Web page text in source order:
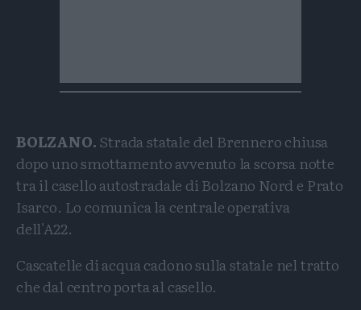
BOLZANO.Strada statale del Brennero chiusa
dopo uno smottamento avvenuto la scorsa notte
tra il casello autostradale di Bolzano Nord e Prato
Isarco. Lo comunica la centrale operativa
dell'A22.
Cascatelle di acqua cadono sulla statale nel tratto
che dal centro porta al casello.